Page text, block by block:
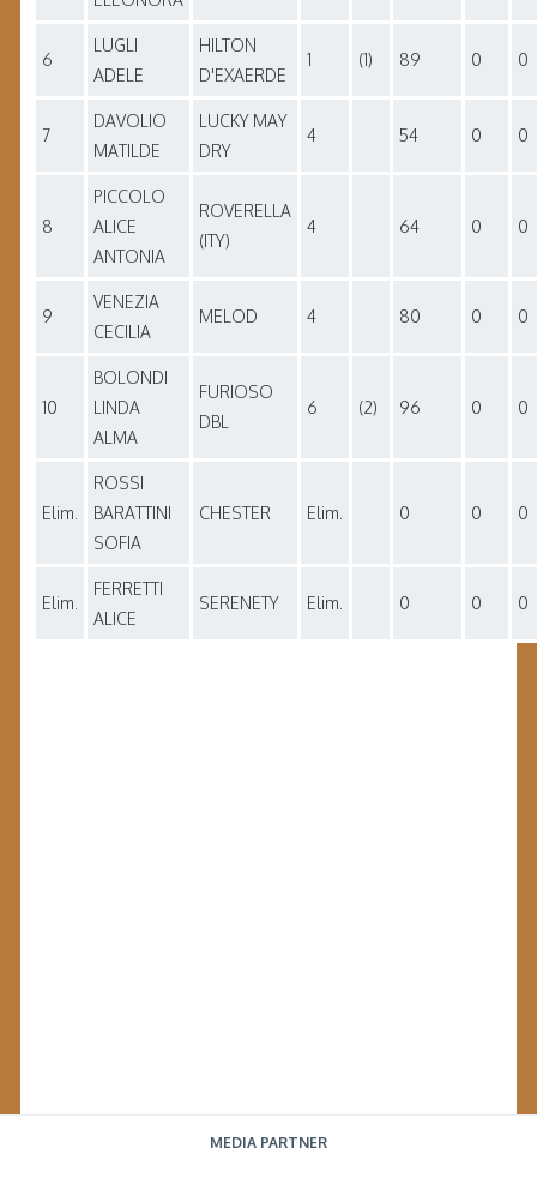
6
LUGLI
ADELE
HILTON
D'EXAERDE
1 (1) 89 0 0
7
DAVOLIO
MATILDE
LUCKY MAY
DRY
4 54 0 0
8
PICCOLO
ALICE
ANTONIA
ROVERELLA
(ITY)
4 64 0 0
9
VENEZIA
CECILIA
MELOD 4 80 0 0
10
BOLONDI
LINDA
ALMA
FURIOSO
DBL
6 (2) 96 0 0
Elim.
ROSSI
BARATTINI
SOFIA
CHESTER Elim. 0 0 0
Elim.
FERRETTI
ALICE
SERENETY Elim. 0 0 0
MEDIA PARTNER